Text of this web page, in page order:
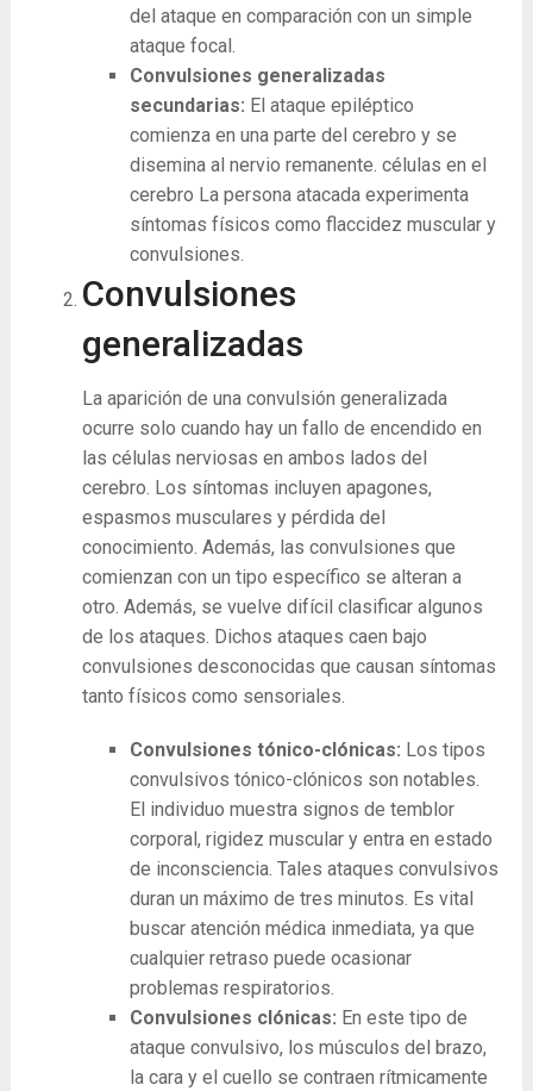
del ataque en comparación con un simple
ataque focal.
Convulsiones generalizadas
secundarias: El ataque epiléptico
comienza en una parte del cerebro y se
disemina al nervio remanente. células en el
cerebro La persona atacada experimenta
síntomas físicos como flaccidez muscular y
convulsiones.
Convulsiones
generalizadas
La aparición de una convulsión generalizada
ocurre solo cuando hay un fallo de encendido en
las células nerviosas en ambos lados del
cerebro. Los síntomas incluyen apagones,
espasmos musculares y pérdida del
conocimiento. Además, las convulsiones que
comienzan con un tipo específico se alteran a
otro. Además, se vuelve difícil clasificar algunos
de los ataques. Dichos ataques caen bajo
convulsiones desconocidas que causan síntomas
tanto físicos como sensoriales.
Convulsiones tónico-clónicas: Los tipos
convulsivos tónico-clónicos son notables.
El individuo muestra signos de temblor
corporal, rigidez muscular y entra en estado
de inconsciencia. Tales ataques convulsivos
duran un máximo de tres minutos. Es vital
buscar atención médica inmediata, ya que
cualquier retraso puede ocasionar
problemas respiratorios.
Convulsiones clónicas: En este tipo de
ataque convulsivo, los músculos del brazo,
la cara y el cuello se contraen rítmicamente